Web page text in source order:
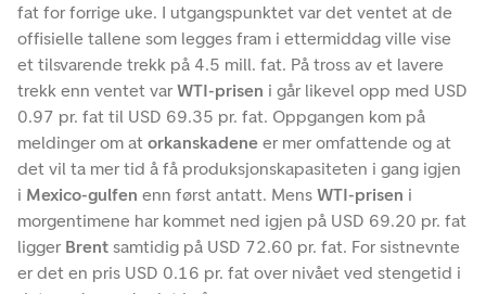
fat for forrige uke. I utgangspunktet var det ventet at de
offisielle tallene som legges fram i ettermiddag ville vise
et tilsvarende trekk på 4.5 mill. fat. På tross av et lavere
trekk enn ventet var WTI-prisen i går likevel opp med USD
0.97 pr. fat til USD 69.35 pr. fat. Oppgangen kom på
meldinger om at orkanskadene er mer omfattende og at
det vil ta mer tid å få produksjonskapasiteten i gang igjen
i Mexico-gulfen enn først antatt. Mens WTI-prisen i
morgentimene har kommet ned igjen på USD 69.20 pr. fat
ligger Brent samtidig på USD 72.60 pr. fat. For sistnevnte
er det en pris USD 0.16 pr. fat over nivået ved stengetid i